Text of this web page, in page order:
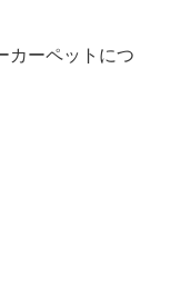
カーペットにつ